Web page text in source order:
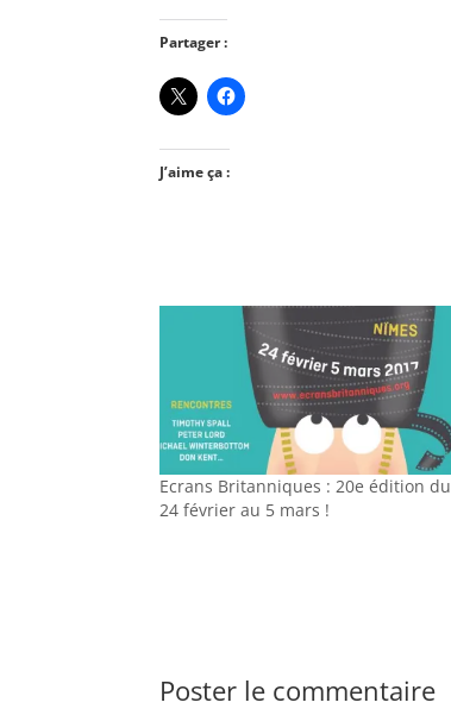
Partager :
J’aime ça :
Ecrans Britanniques : 20e édition du
24 février au 5 mars !
Poster le commentaire